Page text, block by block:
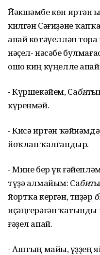
Йәкшәмбе көн иртән
килгән Сәғиҙәне
апай көтәүелләп
нәҫел- нәсәбе
ошо киң күңелле
- Күршекәйем, Сабит
күренмәй.
- Кисә иртән
йоҡлап ҡалғандыр.
- Мине бер үк
түҙә алмайым: Сабит
йортҡа кергән, тиҙәр
иҫәңгерәгән
ғәҙел апай.
- Аштың майы, һүҙҙең